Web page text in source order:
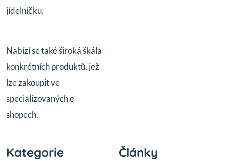
jídelníčku.
Nabízí se také široká škála
konkrétních produktů, jež
lze zakoupit ve
specializovaných e-
shopech.
Kategorie Články